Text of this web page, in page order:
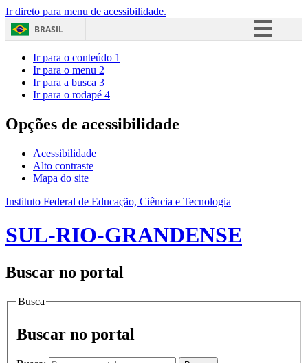
Ir direto para menu de acessibilidade.
BRASIL
Acesso à informação
Ir para o conteúdo 1
Ir para o menu 2
Ir para a busca 3
Ir para o rodapé 4
Opções de acessibilidade
Acessibilidade
Alto contraste
Mapa do site
Instituto Federal de Educação, Ciência e Tecnologia
SUL-RIO-GRANDENSE
Buscar no portal
Busca
Buscar no portal